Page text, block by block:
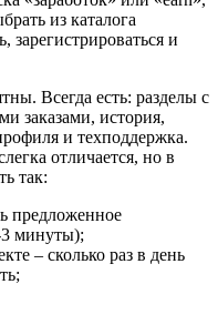
из каталога
и
Всегда есть: разделы с
заказами, история,
и техподдержка.
отличается, но в
так:
предложенное
3 минуты);
– сколько раз в день